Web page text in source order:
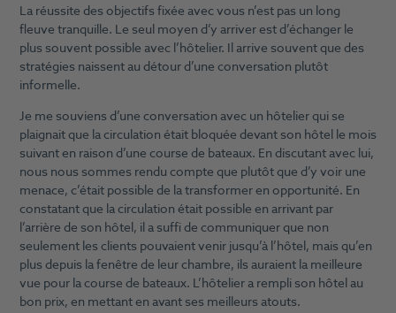
La réussite des objectifs fixée avec vous n’est pas un long
fleuve tranquille. Le seul moyen d’y arriver est d’échanger le
plus souvent possible avec l’hôtelier. Il arrive souvent que des
stratégies naissent au détour d’une conversation plutôt
informelle.
Je me souviens d’une conversation avec un hôtelier qui se
plaignait que la circulation était bloquée devant son hôtel le mois
suivant en raison d’une course de bateaux. En discutant avec lui,
nous nous sommes rendu compte que plutôt que d’y voir une
menace, c’était possible de la transformer en opportunité. En
constatant que la circulation était possible en arrivant par
l’arrière de son hôtel, il a suffi de communiquer que non
seulement les clients pouvaient venir jusqu’à l’hôtel, mais qu’en
plus depuis la fenêtre de leur chambre, ils auraient la meilleure
vue pour la course de bateaux. L’hôtelier a rempli son hôtel au
bon prix, en mettant en avant ses meilleurs atouts.